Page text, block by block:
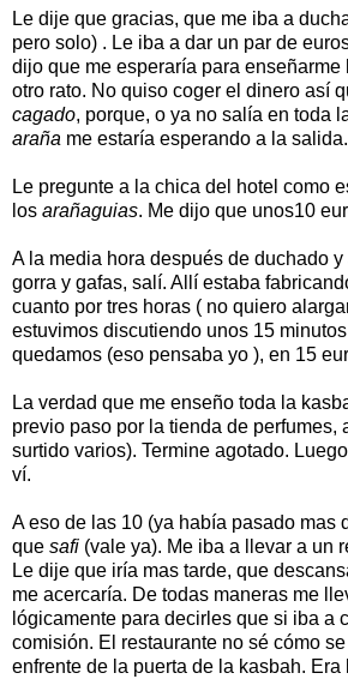
Le dije que gracias, que me iba a
pero solo) . Le iba a dar un par de
dijo que me esperaría para enseñarme
otro rato. No quiso coger el dinero así
cagado, porque, o ya no salía en toda
araña me estaría esperando a la salida.
Le pregunte a la chica del hotel como
los arañaguias. Me dijo que unos10
A la media hora después de duchado
gorra y gafas, salí. Allí estaba
cuanto por tres horas ( no quiero
estuvimos discutiendo unos 15 minutos
quedamos (eso pensaba yo ), en 15
La verdad que me enseño toda la
previo paso por la tienda de perfumes,
surtido varios). Termine agotado.
ví.
A eso de las 10 (ya había pasado mas
que safi (vale ya). Me iba a llevar a un
Le dije que iría mas tarde, que
me acercaría. De todas maneras me
lógicamente para decirles que si iba a
comisión. El restaurante no sé cómo
enfrente de la puerta de la kasbah. Era